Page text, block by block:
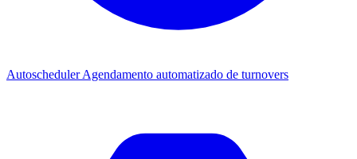
AutoschedulerAgendamento automatizado de turnovers